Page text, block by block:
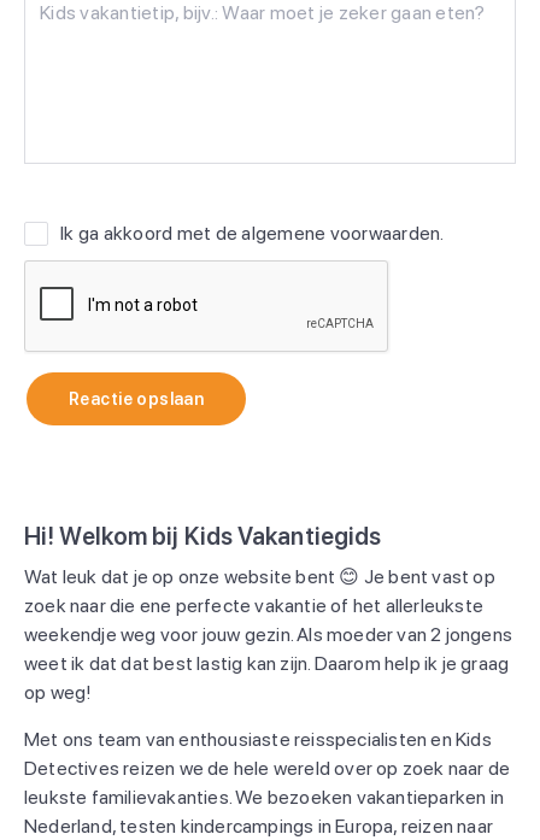
Ik ga akkoord met dealgemene voorwaarden.
Reactie opslaan
Hi! Welkom bij Kids Vakantiegids
Wat leuk dat je op onze website bent 😊 Je bent vast op
zoek naar die ene perfecte vakantie of het allerleukste
weekendje weg voor jouw gezin. Als moeder van 2 jongens
weet ik dat dat best lastig kan zijn. Daarom help ik je graag
op weg!
Met ons team van enthousiaste reisspecialisten en Kids
Detectives reizen we de hele wereld over op zoek naar de
leukste familievakanties. We bezoeken vakantieparken in
Nederland, testen kindercampings in Europa, reizen naar